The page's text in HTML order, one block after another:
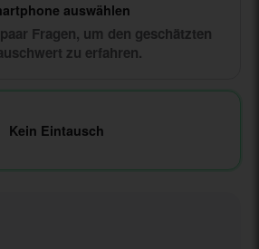
auswählen
Fragen, um den geschätzten
zu erfahren.
Kein Eintausch